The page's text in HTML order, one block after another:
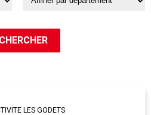
LES GODETS